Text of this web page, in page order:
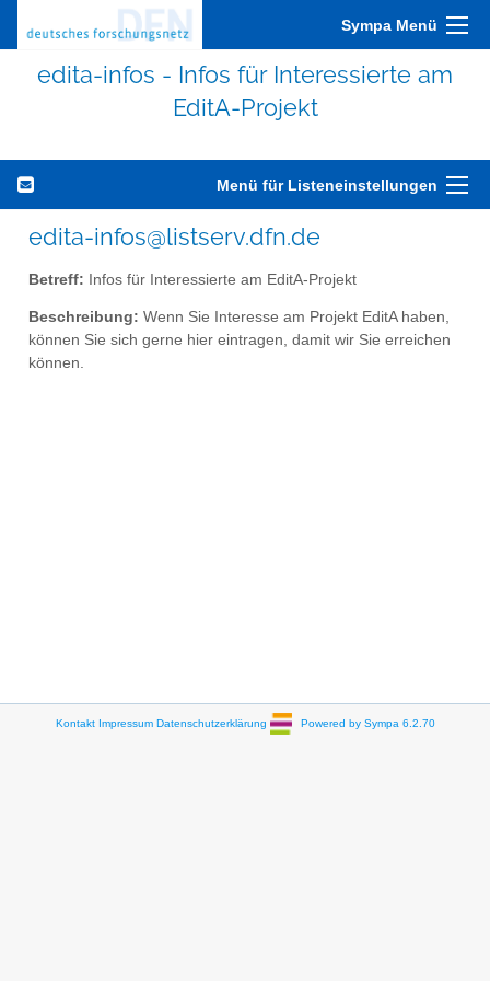
Sympa Menü
edita-infos - Infos für Interessierte am
EditA-Projekt
Menü für Listeneinstellungen
edita-infos@listserv.dfn.de
Betreff: Infos für Interessierte am EditA-Projekt
Beschreibung: Wenn Sie Interesse am Projekt EditA haben,
können Sie sich gerne hier eintragen, damit wir Sie erreichen
können.
Kontakt Impressum Datenschutzerklärung Powered by Sympa 6.2.70